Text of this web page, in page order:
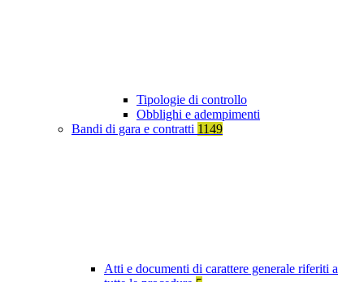
Tipologie di controllo
Obblighi e adempimenti
Bandi di gara e contratti 1149
Atti e documenti di carattere generale riferiti a